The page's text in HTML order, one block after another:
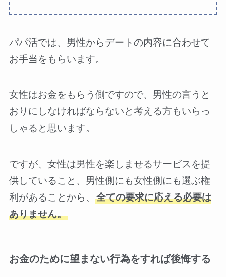
パパ活では、男性からデートの内容に合わせて
お手当をもらいます。
女性はお金をもらう側ですので、男性の言うと
おりにしなければならないと考える方もいらっ
しゃると思います。
ですが、女性は男性を楽しませるサービスを提
供していること、男性側にも女性側にも選ぶ権
利があることから、 全ての要求に応える必要は
ありません。
お金のために望まない行為をすれば後悔する